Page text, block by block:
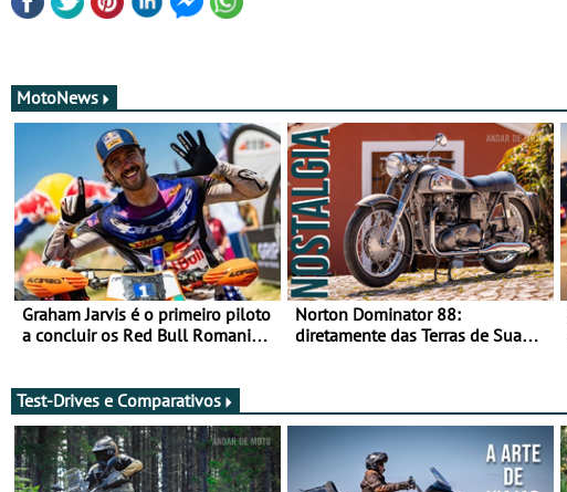
MotoNews
Graham Jarvis é o primeiro piloto
a concluir os Red Bull Romaniacs
Norton Dominator 88:
diretamente das Terras de Sua
Test-Drives e Comparativos